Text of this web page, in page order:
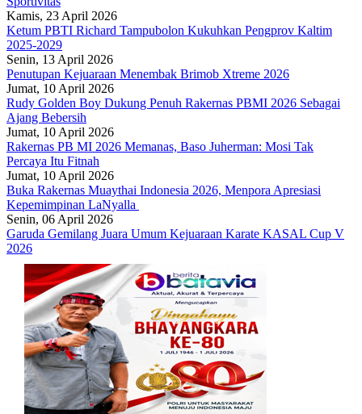
Kamis, 23 April 2026
Ketum PBTI Richard Tampubolon Kukuhkan Pengprov Kaltim
2025-2029
Senin, 13 April 2026
Penutupan Kejuaraan Menembak Brimob Xtreme 2026
Jumat, 10 April 2026
Rudy Golden Boy Dukung Penuh Rakernas PBMI 2026 Sebagai
Ajang Bebersih
Jumat, 10 April 2026
Rakernas PB MI 2026 Memanas, Baso Juherman: Mosi Tak
Percaya Itu Fitnah
Jumat, 10 April 2026
Buka Rakernas Muaythai Indonesia 2026, Menpora Apresiasi
Kepemimpinan LaNyalla
Senin, 06 April 2026
Garuda Gemilang Juara Umum Kejuaraan Karate KASAL Cup V
2026